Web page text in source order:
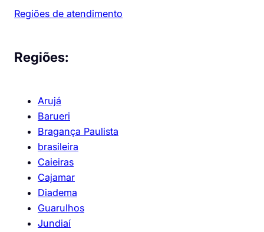
Regiões de atendimento
Regiões:
Arujá
Barueri
Bragança Paulista
brasileira
Caieiras
Cajamar
Diadema
Guarulhos
Jundiaí